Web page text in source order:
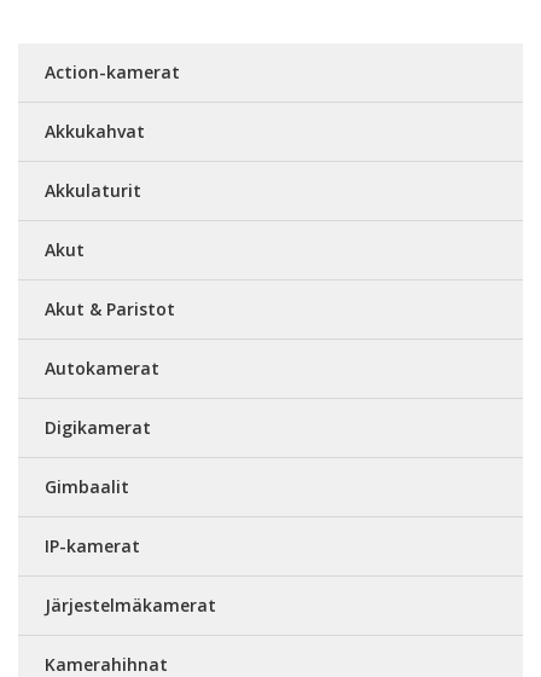
Action-kamerat
Akkukahvat
Akkulaturit
Akut
Akut & Paristot
Autokamerat
Digikamerat
Gimbaalit
IP-kamerat
Järjestelmäkamerat
Kamerahihnat